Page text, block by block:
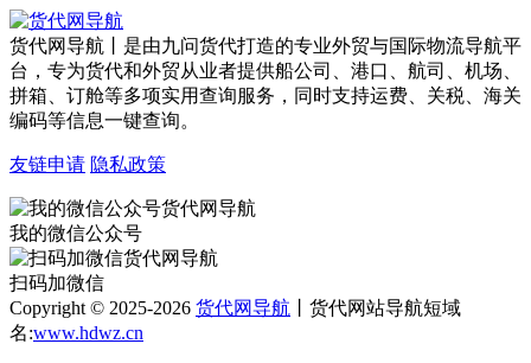
货代网导航丨是由九问货代打造的专业外贸与国际物流导航平
台，专为货代和外贸从业者提供船公司、港口、航司、机场、
拼箱、订舱等多项实用查询服务，同时支持运费、关税、海关
编码等信息一键查询。
友链申请 隐私政策
我的微信公众号
扫码加微信
Copyright © 2025-2026 货代网导航 丨货代网站导航短域
名:www.hdwz.cn